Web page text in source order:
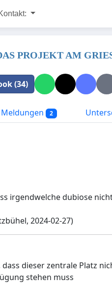
PROJEKT AM
(34)
Meldungen 2
irgendwelche dubiose
2024-02-27)
dieser zentrale Platz
stehen muss